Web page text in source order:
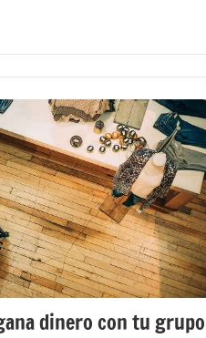
dinero con tu grupo